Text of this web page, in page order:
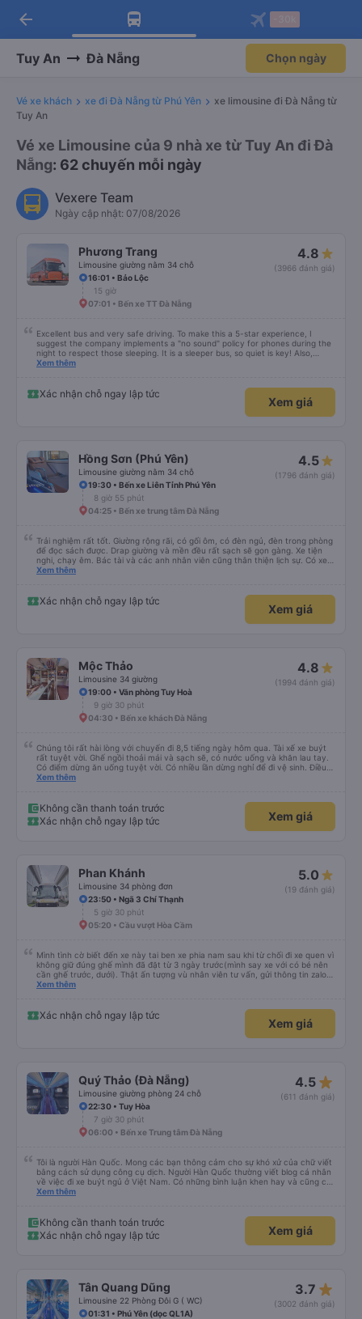
Tải app Vexere ngay!
Nhận ưu đãi thành viên độc
Mở app
Tải app Vexere
-30k/ghế khi đặt vé máy bay qua
Mở app
arrow_back
Tuy An Đà Nẵng Chọn ngày
Vé xe khách xe đi Đà Nẵng từ Phú Yên
xe limousine đi Đà Nẵng từ
Tuy An
Vé xe Limousine của 9 nhà xe từ Tuy An đi Đà
Nẵng: 62 chuyến mỗi ngày
Vexere Team
Ngày cập nhật: 07/08/2026
Phương Trang
Limousine giường nằm 34 chỗ
4.8
(3966 đánh giá)
16:01 • Bảo Lộc
15 giờ
07:01 • Bến xe TT Đà Nẵng
Excellent bus and very safe driving. To make this a 5-star experience, I
suggest the company implements a "no sound" policy for phones during the
night to respect those sleeping. It is a sleeper bus, so quiet is key! Also,
please display the Wi-Fi password clearly inside the cabin for convenience. I
quy định rõ ràng về việc giữ im lặng (tắt âm thanh điện thoại) vào ban đêm
để tránh làm phiền hành khách khác ngủ. Ngoài ra, nhà xe nên dán sẵn mật
khẩu Wi-Fi trong xe để hành khách dễ dàng sử dụng. Tôi vẫn sẽ tiếp tục ủng
Xem thêm
Xác nhận chỗ ngay lập tức
Xem giá
Hồng Sơn (Phú Yên)
Limousine giường nằm 34 chỗ
4.5
(1796 đánh giá)
19:30 • Bến xe Liên Tỉnh Phú Yên
8 giờ 55 phút
04:25 • Bến xe trung tâm Đà Nẵng
Trải nghiệm rất tốt. Giường rộng rãi, có gối ôm, có đèn ngủ, đèn trong phòng
để đọc sách được. Drap giường và mền đều rất sạch sẽ gọn gàng. Xe tiện
nghi, chạy êm. Bác tài và các anh nhân viên cũng thân thiện lịch sự. Có xe
trung chuyển về nội thành thành phố tuy hoà rất tiện. Giá vé hợp lý. Nói
Xem thêm
Xác nhận chỗ ngay lập tức
Xem giá
Mộc Thảo
Limousine 34 giường
4.8
(1994 đánh giá)
19:00 • Văn phòng Tuy Hoà
9 giờ 30 phút
04:30 • Bến xe khách Đà Nẵng
Chúng tôi rất hài lòng với chuyến đi 8,5 tiếng ngày hôm qua. Tài xế xe buýt
rất tuyệt vời. Ghế ngồi thoải mái và sạch sẽ, có nước uống và khăn lau tay.
Có điểm dừng ăn uống tuyệt vời. Có nhiều lần dừng nghỉ để đi vệ sinh. Điều
duy nhất tôi muốn đề xuất để cải thiện là cho phép thanh toán bằng thẻ
Xem thêm
Không cần thanh toán trước
Xác nhận chỗ ngay lập tức
Xem giá
Phan Khánh
Limousine 34 phòng đơn
5.0
(19 đánh giá)
23:50 • Ngã 3 Chí Thạnh
5 giờ 30 phút
05:20 • Cầu vượt Hòa Cầm
Mình tình cờ biết đến xe này tai ben xe phia nam sau khi từ chối đi xe quen vì
không giữ đúng ghế mình đã đặt từ 3 ngày trước(mình say xe với có bé nên
cần ghế trước, dưới). Thật ấn tượng vù nhân viên tư vấn, gửi thông tin zalo
rõ ràng, chuyên nghiệp. Đi đúng giờ, xe mới toanh, sạch sẽ thơm tho, buồng
các anh tài và lơ cũng cực dễ thương, tâm lý. 10 điểm không nhưng. Mình sẽ
lưu lại để giới thiệu người nhà, bạn bè đi xe này. ưng hết sức. Giờ thấy may
Xem thêm
Xác nhận chỗ ngay lập tức
Xem giá
Quý Thảo (Đà Nẵng)
Limousine giường phòng 24 chỗ
4.5 star_rate
(611 đánh giá)
22:30 • Tuy Hòa
7 giờ 30 phút
06:00 • Bến xe Trung tâm Đà Nẵng
Tôi là người Hàn Quốc. Mong các bạn thông cảm cho sự khó xử của chữ viết
bằng cách sử dụng công cụ dịch. Người Hàn Quốc thường viết blog cá nhân
về việc đi xe buýt ngủ ở Việt Nam. Có những bình luận khen hay và cũng có
những bình luận khen vất vả nên tôi đã rất lo lắng. Đó là một sự lo lắng vô
를 보시게 되는 한국분들께 정보를 드리자면 저는 다낭에서 꾸이년가는 버스를 탔습
니다. 같은 회사라도 버스마다 퀄리티가 다른지는 모르겠는데, 제가 탄 버스는 쾌적
하고 좋았어요. 자리 넓찍하고 베개 이불 깨끗합니다. 뭐 경적소리야 베트남에서는
뭐 전 새우자세가 편해서 불만은 없었습니다 : )
Xem thêm
Không cần thanh toán trước
Xác nhận chỗ ngay lập tức
Xem giá
Tân Quang Dũng
Limousine 22 Phòng Đôi G ( WC)
3.7 star_rate
(3002 đánh giá)
01:31 • Phú Yên (dọc QL1A)